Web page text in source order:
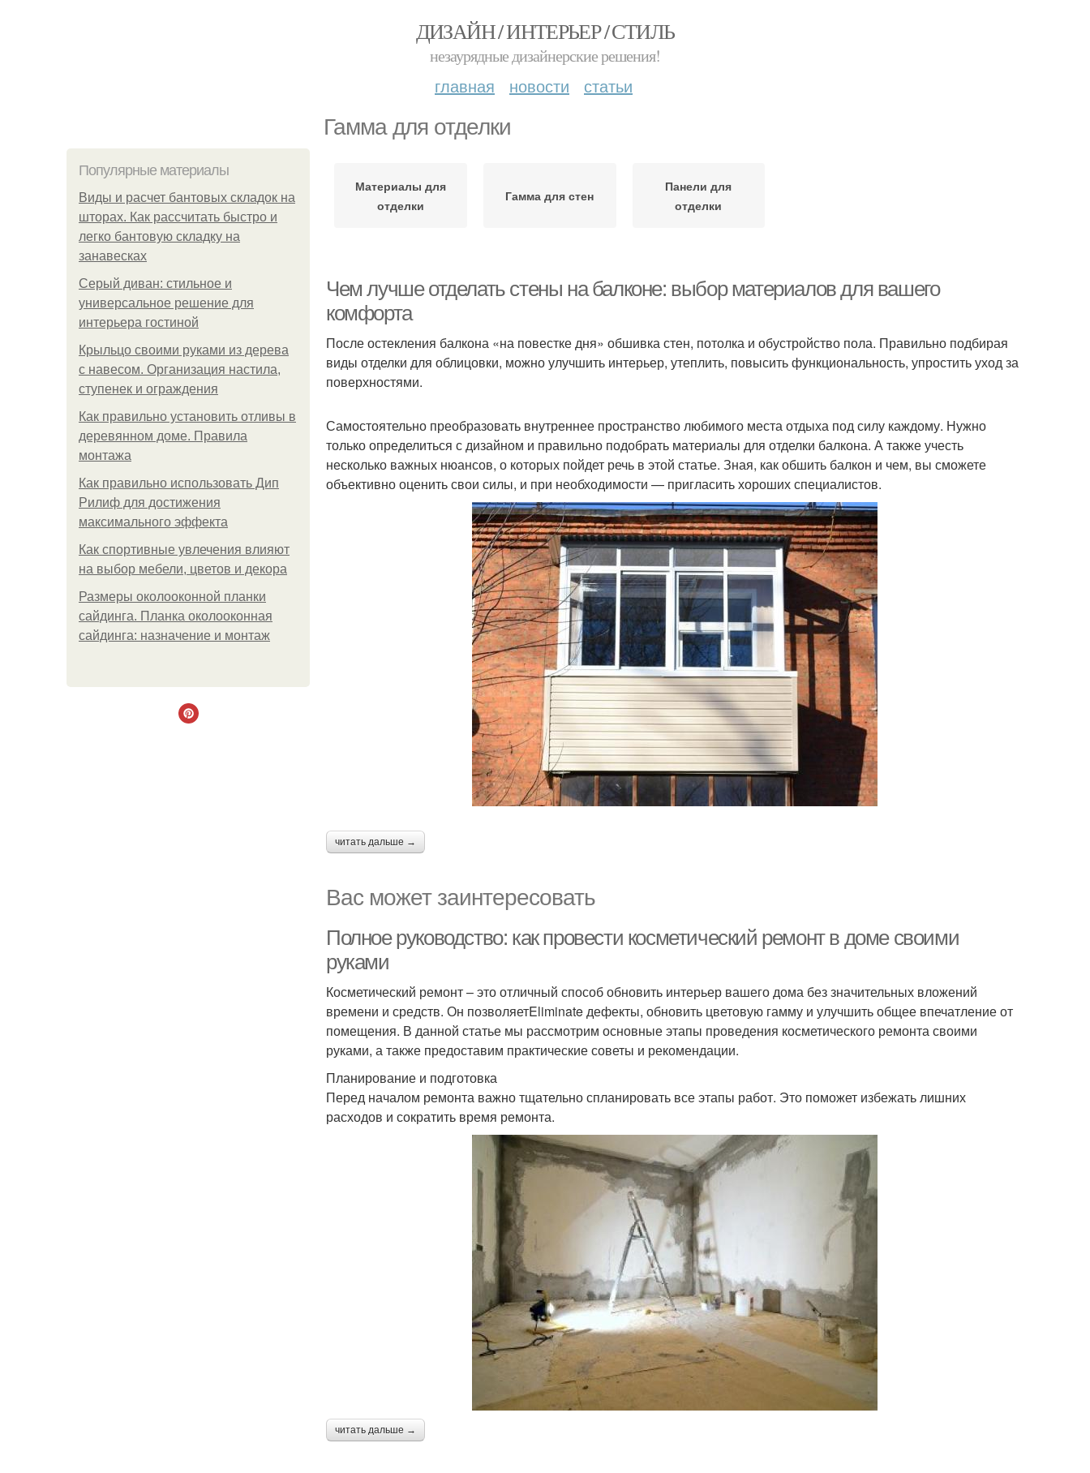
ДИЗАЙН / ИНТЕРЬЕР / СТИЛЬ
незаурядные дизайнерские решения!
главная новости статьи
Гамма для отделки
Популярные материалы
Виды и расчет бантовых складок на
шторах. Как рассчитать быстро и
легко бантовую складку на
занавесках
Серый диван: стильное и
универсальное решение для
интерьера гостиной
Крыльцо своими руками из дерева
с навесом. Организация настила,
ступенек и ограждения
Как правильно установить отливы в
деревянном доме. Правила
монтажа
Как правильно использовать Дип
Рилиф для достижения
максимального эффекта
Как спортивные увлечения влияют
на выбор мебели, цветов и декора
Размеры околооконной планки
сайдинга. Планка околооконная
сайдинга: назначение и монтаж
Материалы для
отделки
Гамма для стен
Панели для
отделки
Чем лучше отделать стены на балконе: выбор материалов для вашего
комфорта
После остекления балкона «на повестке дня» обшивка стен, потолка и обустройство пола. Правильно подбирая
виды отделки для облицовки, можно улучшить интерьер, утеплить, повысить функциональность, упростить уход за
поверхностями.
Самостоятельно преобразовать внутреннее пространство любимого места отдыха под силу каждому. Нужно
только определиться с дизайном и правильно подобрать материалы для отделки балкона. А также учесть
несколько важных нюансов, о которых пойдет речь в этой статье. Зная, как обшить балкон и чем, вы сможете
объективно оценить свои силы, и при необходимости — пригласить хороших специалистов.
читать дальше →
Вас может заинтересовать
Полное руководство: как провести косметический ремонт в доме своими
руками
Косметический ремонт – это отличный способ обновить интерьер вашего дома без значительных вложений
времени и средств. Он позволяетEliminate дефекты, обновить цветовую гамму и улучшить общее впечатление от
помещения. В данной статье мы рассмотрим основные этапы проведения косметического ремонта своими
руками, а также предоставим практические советы и рекомендации.
Планирование и подготовка
Перед началом ремонта важно тщательно спланировать все этапы работ. Это поможет избежать лишних
расходов и сократить время ремонта.
читать дальше →